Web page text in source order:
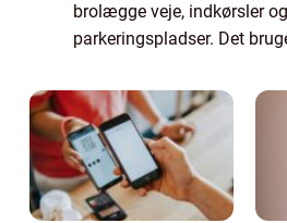
brolægge veje, indkørsler og
parkeringspladser. Det
Asfalt har mange fordele i
b...